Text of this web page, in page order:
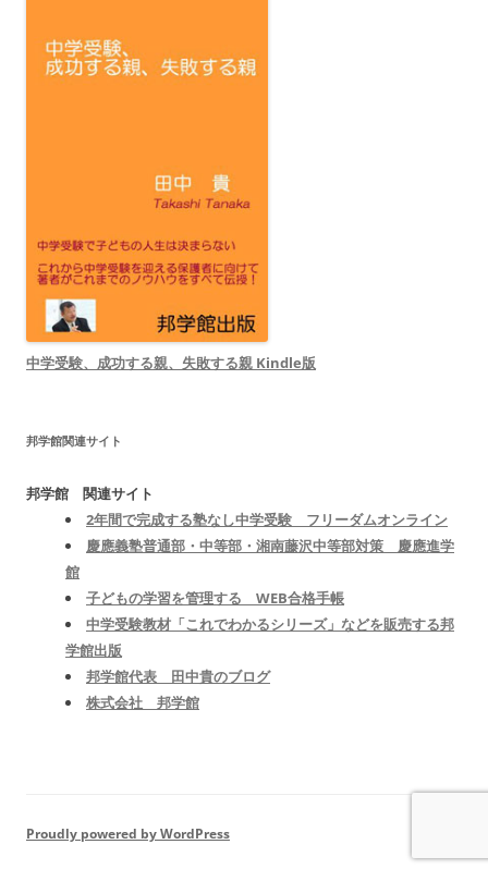
中学受験、成功する親、失敗する親 Kindle版
邦学館関連サイト
邦学館 関連サイト
2年間で完成する塾なし中学受験 フリーダムオンライン
慶應義塾普通部・中等部・湘南藤沢中等部対策 慶應進学
館
子どもの学習を管理する WEB合格手帳
中学受験教材「これでわかるシリーズ」などを販売する邦
学館出版
邦学館代表 田中貴のブログ
株式会社 邦学館
Proudly powered by WordPress